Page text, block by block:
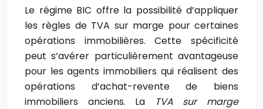
Le régime BIC offre la possibilité d’appliquer
les règles de TVA sur marge pour certaines
opérations immobilières. Cette spécificité
peut s’avérer particulièrement avantageuse
pour les agents immobiliers qui réalisent des
opérations d’achat-revente de biens
immobiliers anciens. La
TVA sur marge